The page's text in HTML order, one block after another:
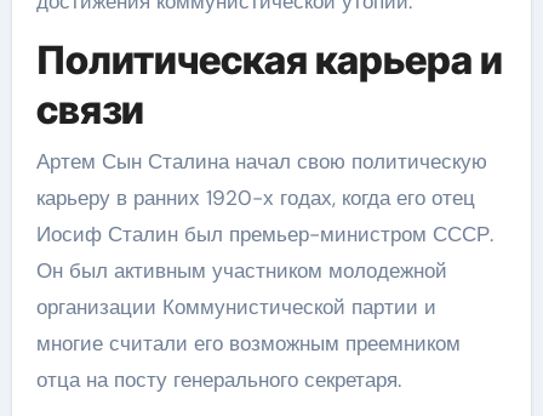
Политическая карьера и
связи
Артем Сын Сталина начал свою политическую
карьеру в ранних 1920-х годах, когда его отец
Иосиф Сталин был премьер-министром СССР.
Он был активным участником молодежной
организации Коммунистической партии и
многие считали его возможным преемником
отца на посту генерального секретаря.